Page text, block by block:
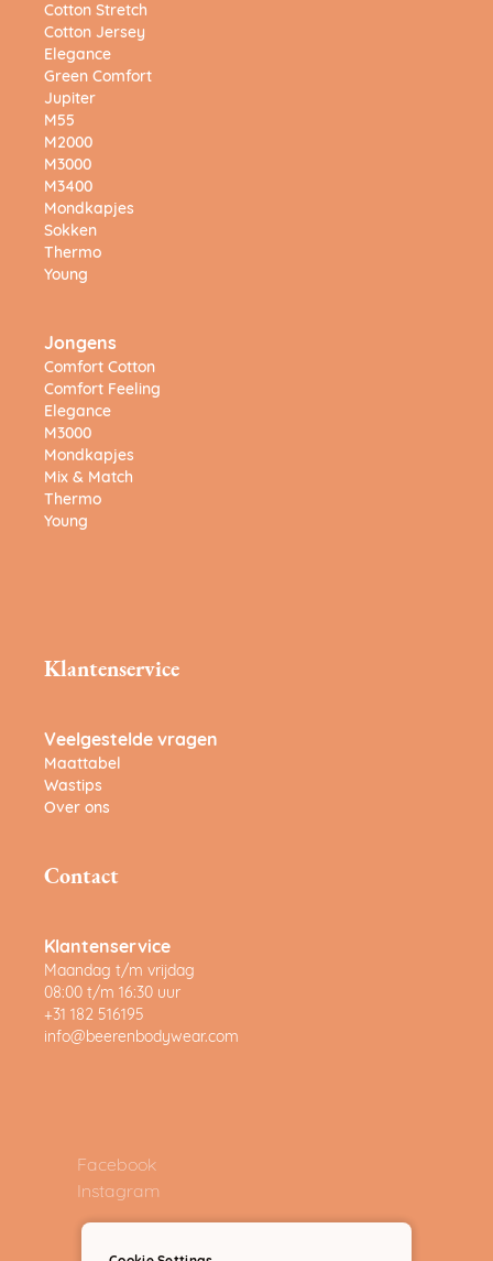
Cotton Stretch
Cotton Jersey
Elegance
Green Comfort
Jupiter
M55
M2000
M3000
M3400
Mondkapjes
Sokken
Thermo
Young
Jongens
Comfort Cotton
Comfort Feeling
Elegance
M3000
Mondkapjes
Mix & Match
Thermo
Young
Klantenservice
Veelgestelde vragen
Maattabel
Wastips
Over ons
Contact
Klantenservice
Maandag t/m vrijdag
08:00 t/m 16:30 uur
+31 182 516195
info@beerenbodywear.com
Facebook
Instagram